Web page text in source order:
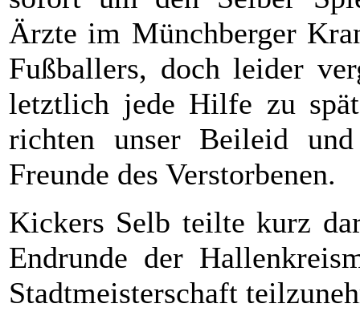
Ärzte im Münchberger
Fußballers, doch leider
letztlich jede Hilfe zu
richten unser Beileid
Freunde des Verstorbenen.
Kickers Selb teilte kurz
Endrunde der
Stadtmeisterschaft